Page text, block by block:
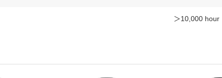
＞10,000 hour